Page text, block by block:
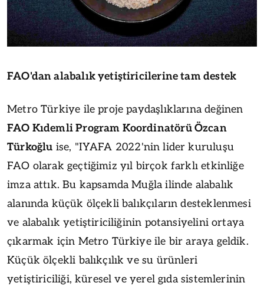
FAO'dan alabalık yetiştiricilerine tam destek
Metro Türkiye ile proje paydaşlıklarına değinen
FAO Kıdemli Program Koordinatörü Özcan
Türkoğlu ise, "IYAFA 2022'nin lider kuruluşu
FAO olarak geçtiğimiz yıl birçok farklı etkinliğe
imza attık. Bu kapsamda Muğla ilinde alabalık
alanında küçük ölçekli balıkçıların desteklenmesi
ve alabalık yetiştiriciliğinin potansiyelini ortaya
çıkarmak için Metro Türkiye ile bir araya geldik.
Küçük ölçekli balıkçılık ve su ürünleri
yetiştiriciliği, küresel ve yerel gıda sistemlerinin